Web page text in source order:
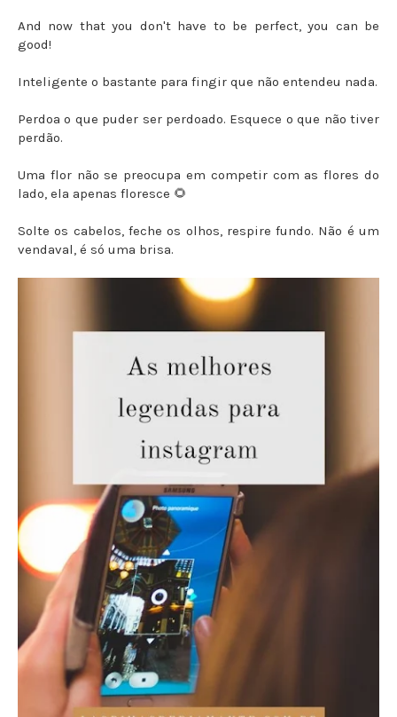
And now that you don't have to be perfect, you can be
good!
Inteligente o bastante para fingir que não entendeu nada.
Perdoa o que puder ser perdoado. Esquece o que não tiver
perdão.
Uma flor não se preocupa em competir com as flores do
lado, ela apenas floresce 🌻
Solte os cabelos, feche os olhos, respire fundo. Não é um
vendaval, é só uma brisa.